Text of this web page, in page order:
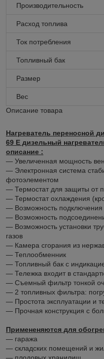
Производительность
Расход топлива
Ток потребления
Топливный бак
Размер
Вес
Описание товара
Нагреватель переносной
69 E дизельный
описание :
― Увеличенная мощность
― Электронная система
фотоэлементом
― Термостат для защиты от
― Термостат охлаждения
― Возможность подключения
― Возможность
― Возможность установки
газов
― Камера сгорания из
― Теплообменник
― Топливный бак с
― Тележка входит в
― Съемный фильтр тонкой
― 2 топливных фильтра:
― Простота эксплуатации и
― Прочная конструкция с
Примененяются для
― гаража
― складских помещений и